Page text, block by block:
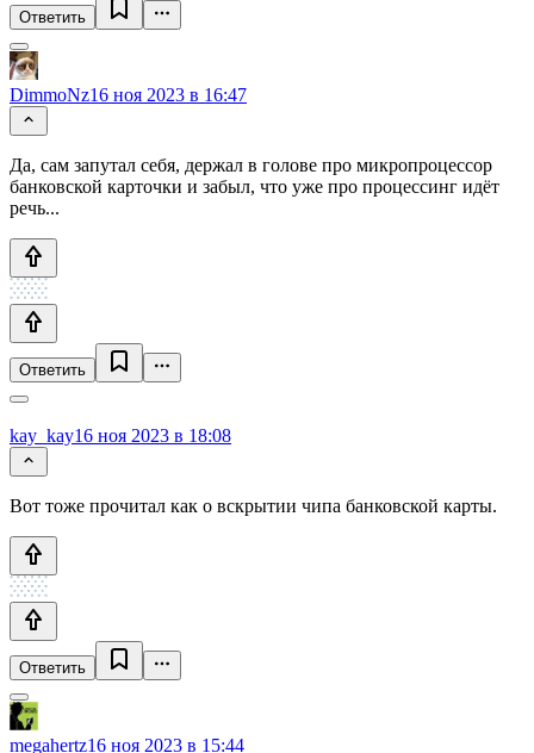
Ответить
DimmoNz16 ноя 2023 в 16:47
Да, сам запутал себя, держал в голове про микропроцессор
банковской карточки и забыл, что уже про процессинг идёт
речь...
Ответить
kay_kay16 ноя 2023 в 18:08
Вот тоже прочитал как о вскрытии чипа банковской карты.
Ответить
megahertz16 ноя 2023 в 15:44